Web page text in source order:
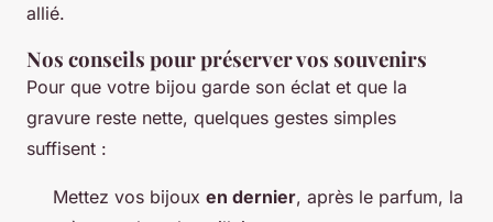
allié.
Nos conseils pour préserver vos souvenirs
Pour que votre bijou garde son éclat et que la
gravure reste nette, quelques gestes simples
suffisent :
Mettez vos bijoux en dernier, après le parfum, la